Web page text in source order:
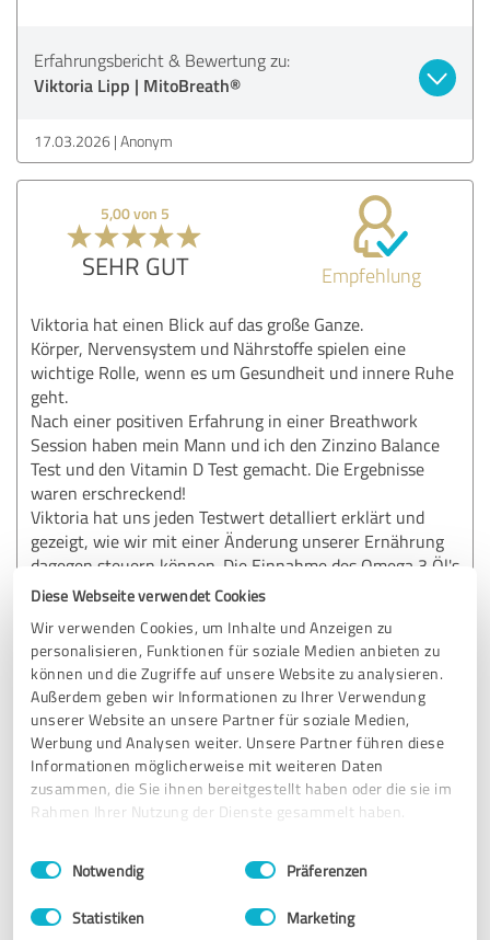
Diese Webseite verwendet Cookies
Wir verwenden Cookies, um Inhalte und Anzeigen zu
personalisieren, Funktionen für soziale Medien anbieten zu
können und die Zugriffe auf unsere Website zu analysieren.
Außerdem geben wir Informationen zu Ihrer Verwendung
unserer Website an unsere Partner für soziale Medien,
Werbung und Analysen weiter. Unsere Partner führen diese
Informationen möglicherweise mit weiteren Daten
zusammen, die Sie ihnen bereitgestellt haben oder die sie im
Rahmen Ihrer Nutzung der Dienste gesammelt haben.
Impressum Datenschutzbestimmungen
Einwilligungsauswahl
Notwendig Präferenzen
Statistiken Marketing
Erfahrungsbericht & Bewertung zu:
Viktoria Lipp | MitoBreath®
17.03.2026 Anonym
5,00 von 5
SEHR GUT Empfehlung
Viktoria hat einen Blick auf das große Ganze.
Körper, Nervensystem und Nährstoffe spielen eine
wichtige Rolle, wenn es um Gesundheit und innere Ruhe
geht.
Nach einer positiven Erfahrung in einer Breathwork
Session haben mein Mann und ich den Zinzino Balance
Test und den Vitamin D Test gemacht. Die Ergebnisse
waren erschreckend!
Viktoria hat uns jeden Testwert detalliert erklärt und
gezeigt, wie wir mit einer Änderung unserer Ernährung
dagegen steuern können. Die Einnahme des Omega 3 Öl's,
wie auch die zusätzliche Einnahme von Vitamin D, haben
Energie und sind im Alltag gelassener.
Viktoria hat uns mit ihrer freundlichen und empathischen
Art zu neuer Energie verholfen. Vielen Dank dafür!
Erfahrungsbericht & Bewertung zu:
Viktoria Lipp | MitoBreath®
5,00 von 5